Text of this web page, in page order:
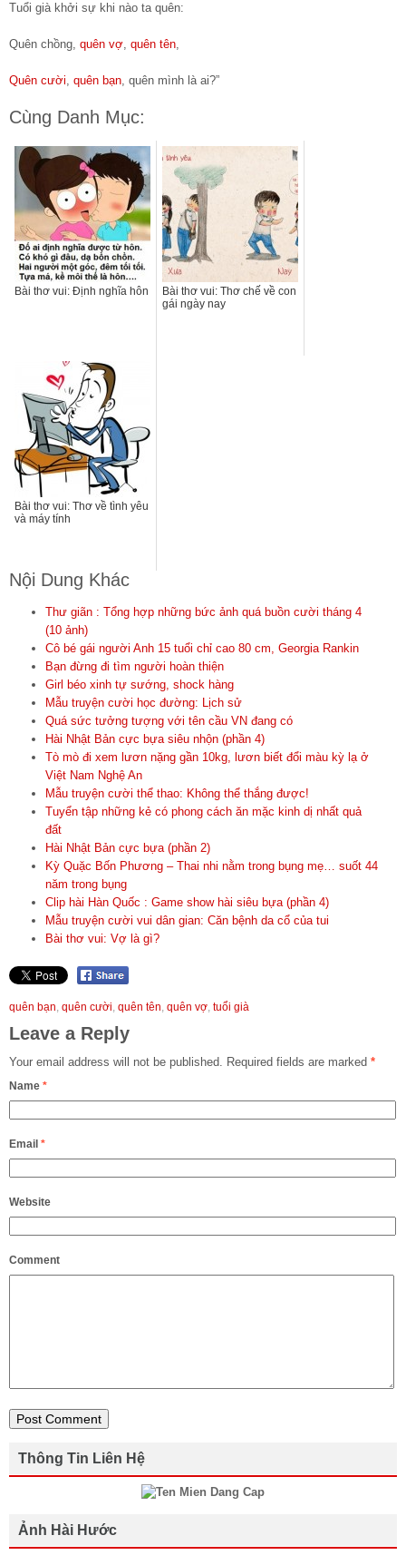
Tuổi già khởi sự khi nào ta quên:
Quên chồng, quên vợ, quên tên,
Quên cười, quên bạn, quên mình là ai?”
Cùng Danh Mục:
Bài thơ vui: Định nghĩa hôn
Bài thơ vui: Thơ chế về con
gái ngày nay
Bài thơ vui: Thơ về tình yêu
và máy tính
Nội Dung Khác
Thư giãn : Tổng hợp những bức ảnh quá buồn cười tháng 4
(10 ảnh)
Cô bé gái người Anh 15 tuổi chỉ cao 80 cm, Georgia Rankin
Bạn đừng đi tìm người hoàn thiện
Girl béo xinh tự sướng, shock hàng
Mẫu truyện cười học đường: Lịch sử
Quá sức tưởng tượng với tên cầu VN đang có
Hài Nhật Bản cực bựa siêu nhộn (phần 4)
Tò mò đi xem lươn nặng gần 10kg, lươn biết đổi màu kỳ lạ ở
Việt Nam Nghệ An
Mẫu truyện cười thể thao: Không thể thắng được!
Tuyển tập những kẻ có phong cách ăn mặc kinh dị nhất quả
đất
Hài Nhật Bản cực bựa (phần 2)
Kỳ Quặc Bốn Phương – Thai nhi nằm trong bụng mẹ… suốt 44
năm trong bụng
Clip hài Hàn Quốc : Game show hài siêu bựa (phần 4)
Mẫu truyện cười vui dân gian: Căn bệnh da cổ của tui
Bài thơ vui: Vợ là gì?
quên bạn, quên cười, quên tên, quên vợ, tuổi già
Leave a Reply
Your email address will not be published. Required fields are marked *
Name *
Email *
Website
Comment
Thông Tin Liên Hệ
Ảnh Hài Hước